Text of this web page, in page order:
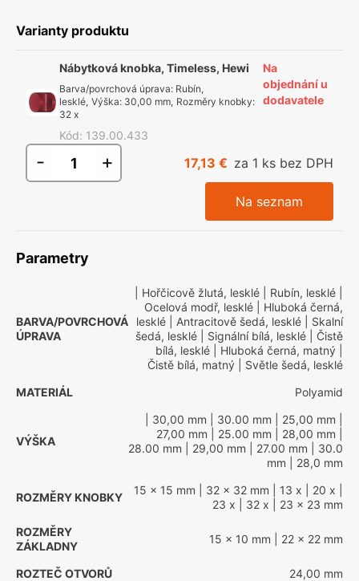
Varianty produktu
Nábytková knobka, Timeless, Hewi
Barva/povrchová úprava: Rubín,
lesklé, Výška: 30,00 mm, Rozměry knobky:
32 x
Kód: 139.00.433
Na
objednání u
dodavatele
- + 17,13 € za 1 ks bez DPH
Na seznam
Parametry
BARVA/POVRCHOVÁ
ÚPRAVA
| Hořčicově žlutá, lesklé | Rubín, lesklé
Ocelová modř, lesklé | Hluboká černá,
lesklé | Antracitově šedá, lesklé | Skalní
šedá, lesklé | Signální bílá, lesklé | Čistě
bílá, lesklé | Hluboká černá, matný
Čistě bílá, matný | Světle šedá, lesklé
MATERIÁL
Polyamid
VÝŠKA
| 30,00 mm | 30.00 mm | 25,00 mm
27,00 mm | 25.00 mm | 28,00 mm
28.00 mm | 29,00 mm | 27.00 mm | 30.0
mm | 28,0 mm
ROZMĚRY KNOBKY
15 x 15 mm | 32 x 32 mm | 13 x | 20 x
23 x | 32 x | 23 x 23 mm
ROZMĚRY
ZÁKLADNY
15 x 10 mm | 22 x 22 mm
ROZTEČ OTVORŮ
24,00 mm